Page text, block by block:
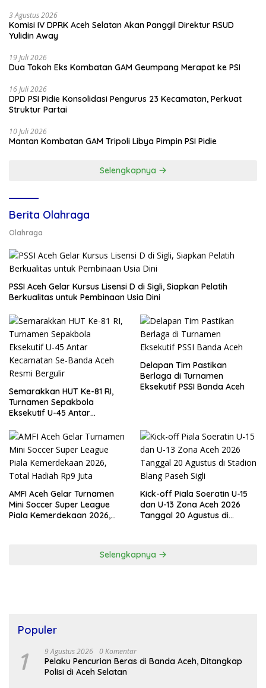
3 Agustus 2026
Komisi IV DPRK Aceh Selatan Akan Panggil Direktur RSUD
Yulidin Away
19 Juli 2026
Dua Tokoh Eks Kombatan GAM Geumpang Merapat ke PSI
16 Juli 2026
DPD PSI Pidie Konsolidasi Pengurus 23 Kecamatan, Perkuat
Struktur Partai
10 Juli 2026
Mantan Kombatan GAM Tripoli Libya Pimpin PSI Pidie
Selengkapnya
Berita Olahraga
Olahraga
PSSI Aceh Gelar Kursus Lisensi D di Sigli, Siapkan Pelatih
Berkualitas untuk Pembinaan Usia Dini
Semarakkan HUT Ke-81 RI,
Turnamen Sepakbola
Eksekutif U-45 Antar
Resmi Bergulir
Delapan Tim Pastikan
Berlaga di Turnamen
Eksekutif PSSI Banda Aceh
AMFI Aceh Gelar Turnamen
Mini Soccer Super League
Piala Kemerdekaan 2026,
Kick-off Piala Soeratin U-15
dan U-13 Zona Aceh 2026
Tanggal 20 Agustus di
Selengkapnya
Populer
1 9 Agustus 2026 0 Komentar
Pelaku Pencurian Beras di Banda Aceh, Ditangkap
Polisi di Aceh Selatan